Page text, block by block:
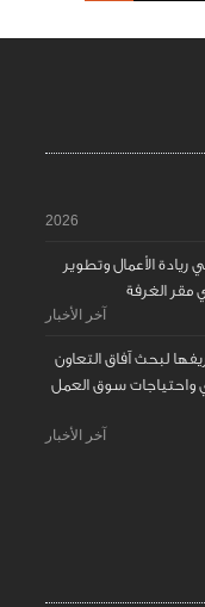
2026
ريادة الأعمال وتطوير
مقر الغرفة
آخر الأخبار
لبحث آفاق التعاون
واحتياجات سوق العمل
آخر الأخبار